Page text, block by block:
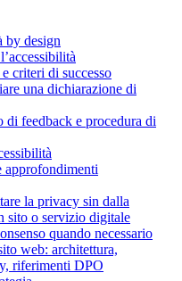
by design
criteri di successo
una dichiarazione di
di feedback e procedura di
approfondimenti
la privacy sin dalla
sito o servizio digitale
quando necessario
web: architettura,
riferimenti DPO